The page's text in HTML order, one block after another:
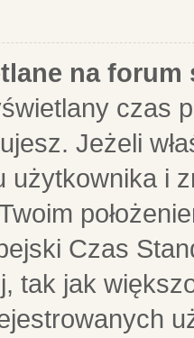
na forum
czas
Jeżeli
użytkownika i
Czas
tak jak